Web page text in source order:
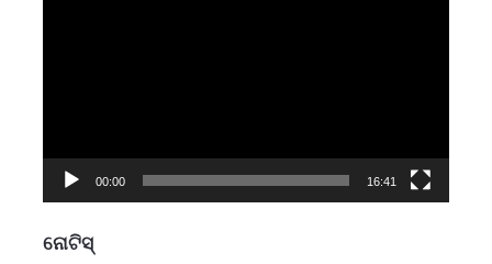
00:00 16:41
ନୋଟିସ୍